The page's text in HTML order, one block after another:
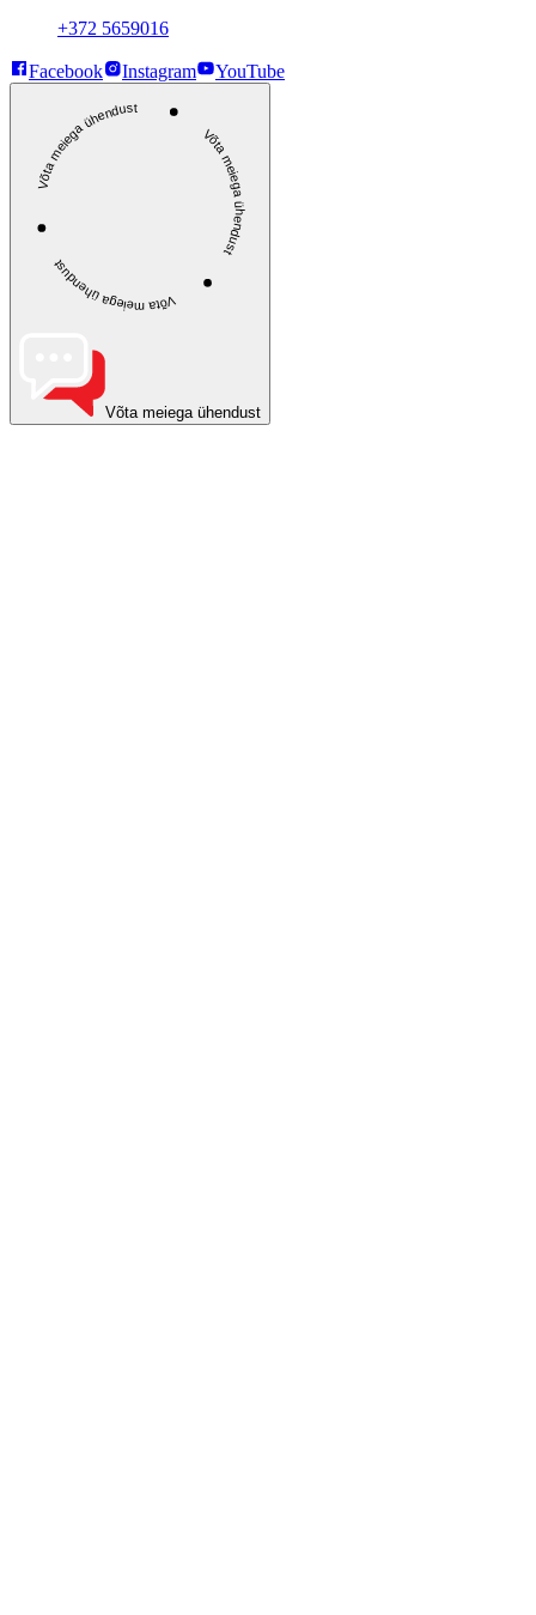
+372 5659016
Facebook Instagram YouTube
Võta meiega ühendust Võta meiega ühendust
Võta meiega ühendust
Võta meiega ühendust